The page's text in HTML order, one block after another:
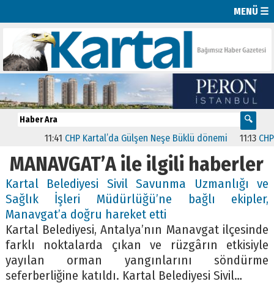
MENÜ ☰
11:41 CHP Kartal’da Gülşen Neşe Büklü dönemi 11:13
MANAVGAT’A ile ilgili haberler
Kartal Belediyesi Sivil Savunma Uzmanlığı ve
Sağlık İşleri Müdürlüğü’ne bağlı ekipler,
Manavgat’a doğru hareket etti
Kartal Belediyesi, Antalya’nın Manavgat ilçesinde
farklı noktalarda çıkan ve rüzgârın etkisiyle
yayılan orman yangınlarını söndürme
seferberliğine katıldı. Kartal Belediyesi Sivil…